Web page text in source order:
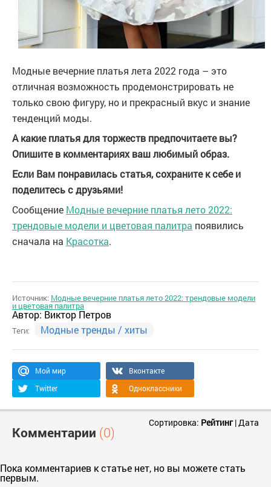
Модные вечерние платья лета 2022 года – это
отличная возможность продемонстрировать не
только свою фигуру, но и прекрасный вкус и знание
тенденций моды.
А какие платья для торжеств предпочитаете вы?
Опишите в комментариях ваш любимый образ.
Если Вам понравилась статья, сохраните к себе и
поделитесь с друзьями!
Сообщение Модные вечерние платья лето 2022:
трендовые модели и цветовая палитра появились
сначала на Красотка.
Источник: Модные вечерние платья лето 2022: трендовые модели
и цветовая палитра
Автор:Виктор Петров
Теги: Модные тренды / хиты
Мой мир
Вконтакте
Twitter
Одноклассники
Комментарии (0)
Сортировка: Рейтинг| Дата
Пока комментариев к статье нет, но вы можете стать
первым.